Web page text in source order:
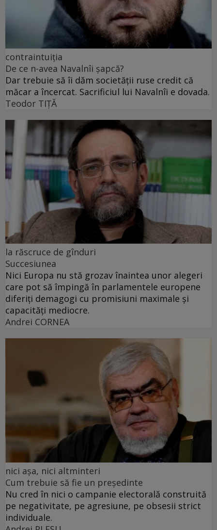
contraintuiția
De ce n-avea Navalnîi șapcă?
Dar trebuie să îi dăm societății ruse credit că
măcar a încercat. Sacrificiul lui Navalnîi e dovada.
Teodor TIŢĂ
la răscruce de gînduri
Succesiunea
Nici Europa nu stă grozav înaintea unor alegeri
care pot să împingă în parlamentele europene
diferiți demagogi cu promisiuni maximale și
capacități mediocre.
Andrei CORNEA
nici așa, nici altminteri
Cum trebuie să fie un președinte
Nu cred în nici o campanie electorală construită
pe negativitate, pe agresiune, pe obsesii strict
individuale.